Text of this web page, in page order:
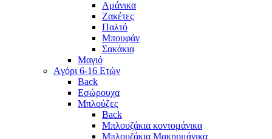
Αμάνικα
Ζακέτες
Παλτό
Μπουφάν
Σακάκια
Μαγιό
Aγόρι 6-16 Ετών
Back
Eσώρουχα
Μπλούζες
Back
Μπλουζάκια κοντομάνικα
Μπλουζάκια Μακρυμάνικα